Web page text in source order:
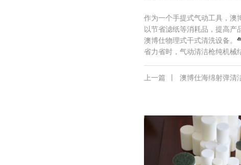
作为一个手提式气动工具，澳
以节省滤纸等消耗品，提高产
澳博仕物理式干式清洗设备。
省力省时，气动清洁枪纯机械
上一篇 澳博仕海绵射弹清